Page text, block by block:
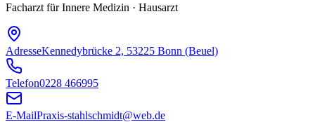
Facharzt für Innere Medizin · Hausarzt
AdresseKennedybrücke 2, 53225 Bonn (Beuel)
Telefon0228 466995
E-MailPraxis-stahlschmidt@web.de